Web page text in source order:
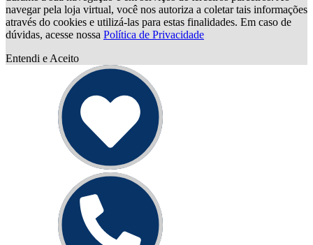
navegar pela loja virtual, você nos autoriza a coletar tais informações
através do cookies e utilizá-las para estas finalidades. Em caso de
dúvidas, acesse nossa Política de Privacidade
Entendi e Aceito